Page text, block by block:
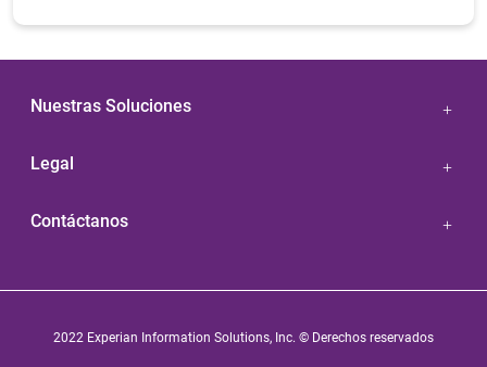
Nuestras Soluciones
Legal
Contáctanos
2022 Experian Information Solutions, Inc. © Derechos reservados